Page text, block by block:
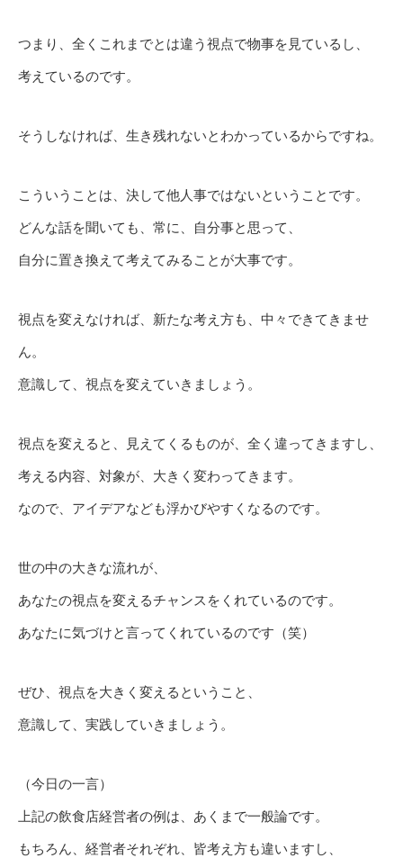
つまり、全くこれまでとは違う視点で物事を見ているし、
考えているのです。
そうしなければ、生き残れないとわかっているからですね。
こういうことは、決して他人事ではないということです。
どんな話を聞いても、常に、自分事と思って、
自分に置き換えて考えてみることが大事です。
視点を変えなければ、新たな考え方も、中々できてきませ
ん。
意識して、視点を変えていきましょう。
視点を変えると、見えてくるものが、全く違ってきますし、
考える内容、対象が、大きく変わってきます。
なので、アイデアなども浮かびやすくなるのです。
世の中の大きな流れが、
あなたの視点を変えるチャンスをくれているのです。
あなたに気づけと言ってくれているのです（笑）
ぜひ、視点を大きく変えるということ、
意識して、実践していきましょう。
（今日の一言）
上記の飲食店経営者の例は、あくまで一般論です。
もちろん、経営者それぞれ、皆考え方も違いますし、